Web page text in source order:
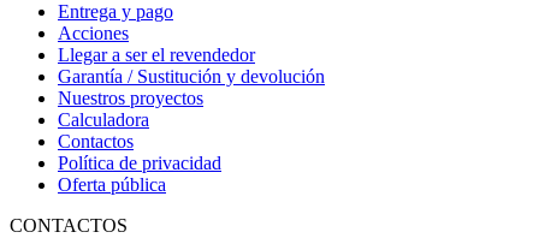
Entrega y pago
Acciones
Llegar a ser el revendedor
Garantía / Sustitución y devolución
Nuestros proyectos
Calculadora
Contactos
Política de privacidad
Oferta pública
CONTACTOS